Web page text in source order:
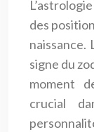
des
naissance.
signe du
moment
crucial